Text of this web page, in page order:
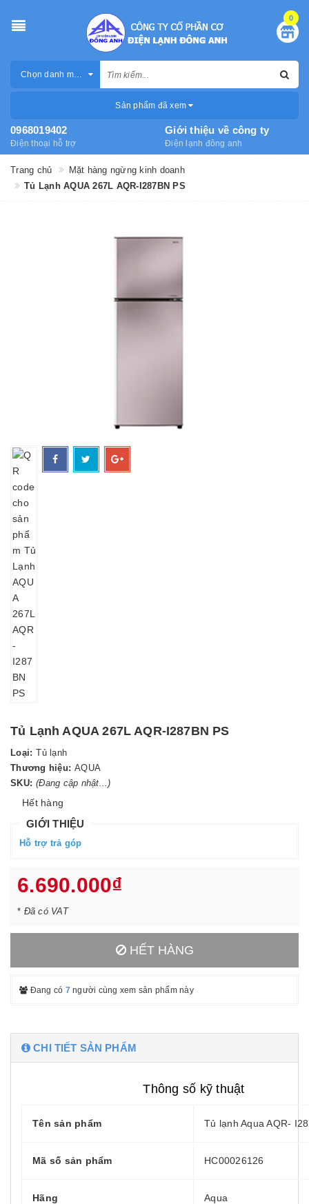
0
Chọn danh mục
Sản phẩm đã xem
0968019402
Điện thoại hỗ trợ
Giới thiệu về công ty
Điện lạnh đông anh
Trang chủ
Mặt hàng ngừng kinh doanh
Tủ Lạnh AQUA 267L AQR-I287BN PS
Tủ Lạnh AQUA 267L AQR-I287BN PS
Loại: Tủ lạnh
Thương hiệu: AQUA
SKU: (Đang cập nhật...)
Hết hàng
GIỚI THIỆU
Hỗ trợ trả góp
6.690.000₫
* Đã có VAT
HẾT HÀNG
Đang có 7người cùng xem sản phẩm này
CHI TIẾT SẢN PHẨM
Thông số kỹ thuật
Tên sản phẩm Tủ lạnh Aqua AQR-
Mã số sản phẩm HC00026126
Hãng Aqua